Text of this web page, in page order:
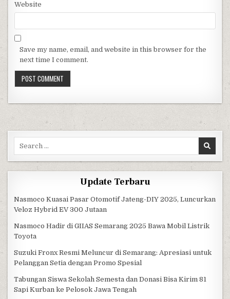
Website
Save my name, email, and website in this browser for the
next time I comment.
Search for:
Update Terbaru
Nasmoco Kuasai Pasar Otomotif Jateng-DIY 2025, Luncurkan
Veloz Hybrid EV 300 Jutaan
Nasmoco Hadir di GIIAS Semarang 2025 Bawa Mobil Listrik
Toyota
Suzuki Fronx Resmi Meluncur di Semarang: Apresiasi untuk
Pelanggan Setia dengan Promo Spesial
Tabungan Siswa Sekolah Semesta dan Donasi Bisa Kirim 81
Sapi Kurban ke Pelosok Jawa Tengah